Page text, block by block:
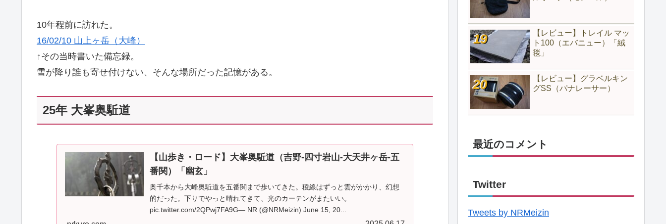
10年程前に訪れた。
16/02/10 山上ヶ岳（大峰）
↑その当時書いた備忘録。
雪が降り誰も寄せ付けない、そんな場所だった記憶がある。
25年 大峯奥駈道
【山歩き・ロード】大峯奥駈道（吉野-四寸岩山-大天井ヶ岳-五
番関）「幽玄」
奥千本から大峰奥駈道を五番関まで歩いてきた。稜線はずっと雲がかかり、幻想
的だった。下りでやっと晴れてきて、光のカーテンがまたいい。
pic.twitter.com/2QPwj7FA9G— NR (@NRMeizin) June 15, 20...
【レビュー】トレイル マッ
ト100（エバニュー）「絨
毯」
【レビュー】グラベルキン
グSS（パナレーサー）
最近のコメント
Twitter
Tweets by NRMeizin